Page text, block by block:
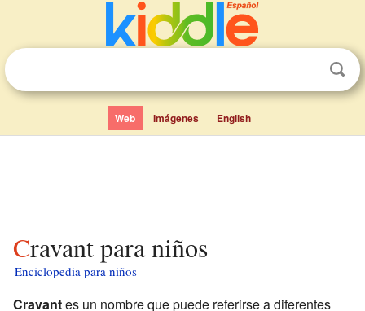
Web Imágenes English
Cravant para niños
Enciclopedia para niños
Cravantes un nombre que puede referirse a diferentes